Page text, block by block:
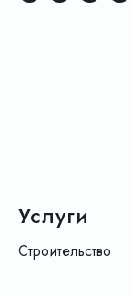
Услуги
Строительство